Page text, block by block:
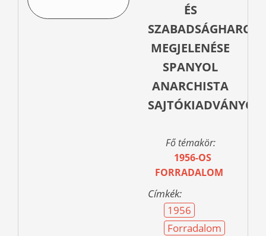
ÉS
SZABADSÁGHARC
MEGJELENÉSE
SPANYOL
ANARCHISTA
Fő témakör:
1956-OS
FORRADALOM
Címkék:
1956
Forradalom